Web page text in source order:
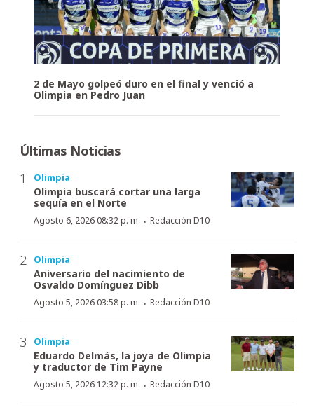
2 de Mayo golpeó duro en el final y venció a
Olimpia en Pedro Juan
Últimas Noticias
Olimpia
Olimpia buscará cortar una larga
sequía en el Norte
Agosto 6, 2026 08:32 p. m. · Redacción D10
Olimpia
Aniversario del nacimiento de
Osvaldo Domínguez Dibb
Agosto 5, 2026 03:58 p. m. · Redacción D10
Olimpia
Eduardo Delmás, la joya de Olimpia
y traductor de Tim Payne
Agosto 5, 2026 12:32 p. m. · Redacción D10